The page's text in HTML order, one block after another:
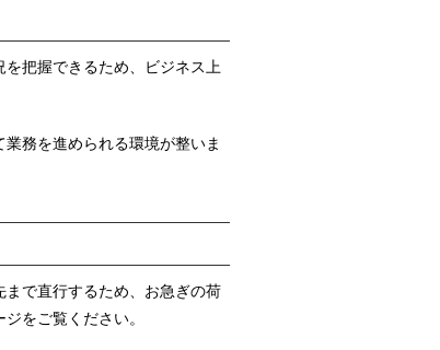
把握できるため、ビジネス上
務を進められる環境が整いま
で直行するため、お急ぎの荷
をご覧ください。